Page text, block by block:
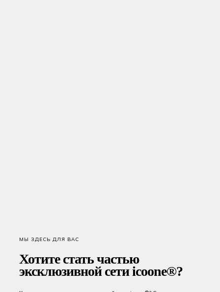
МЫ ЗДЕСЬ ДЛЯ ВАС
Хотите стать частью
эксклюзивной сети icoone®?